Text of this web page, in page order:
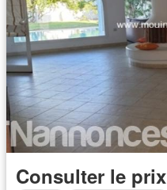
Consulter le prix